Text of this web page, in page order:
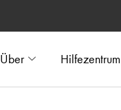
Über Hilfezentrum